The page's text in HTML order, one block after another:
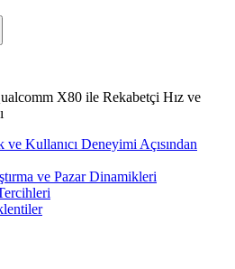
X80 ile Rekabetçi Hız ve
Kullanıcı Deneyimi Açısından
ve Pazar Dinamikleri